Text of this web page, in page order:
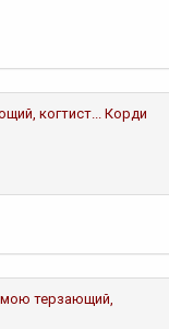
когтист... Корди
мою терзающий,